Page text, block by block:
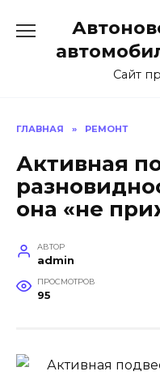
содержанию
Сайт
ГЛАВНАЯ » РЕМОНТ
Активная
она «не
АВТОР
admin
ПРОСМОТРОВ
95